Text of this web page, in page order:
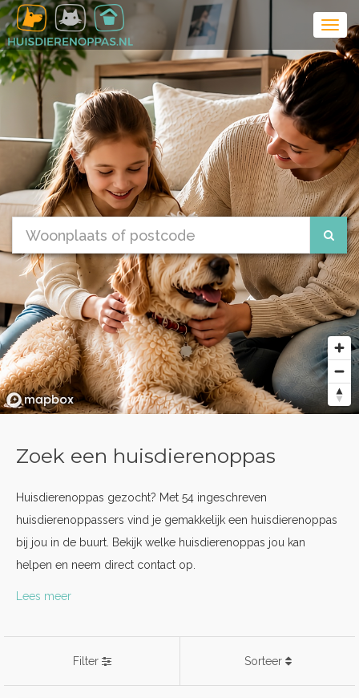
Zoek een huisdierenoppas
Huisdierenoppas gezocht? Met 54 ingeschreven
huisdierenoppassers vind je gemakkelijk een huisdierenoppas
bij jou in de buurt. Bekijk welke huisdierenoppas jou kan
helpen en neem direct contact op.
Lees meer
Filter Sorteer